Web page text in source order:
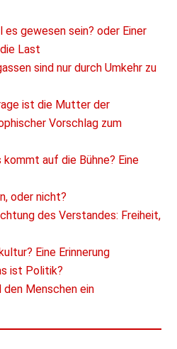
es gewesen sein? oder Einer
Last
sind nur durch Umkehr zu
ist die Mutter der
Vorschlag zum
kommt auf die Bühne? Eine
oder nicht?
des Verstandes: Freiheit,
Eine Erinnerung
ist Politik?
den Menschen ein